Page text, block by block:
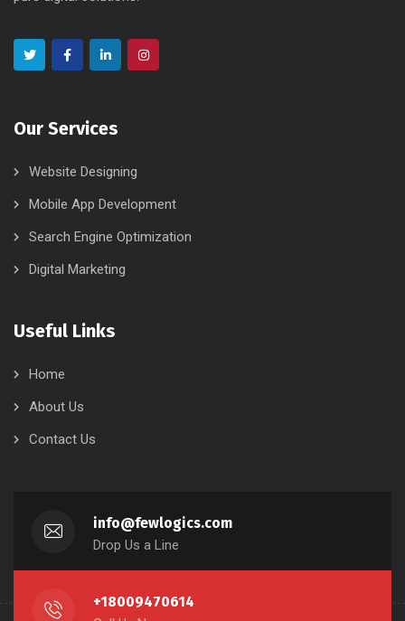
Our Services
Website Designing
Mobile App Development
Search Engine Optimization
Digital Marketing
Useful Links
Home
About Us
Contact Us
info@fewlogics.com
Drop Us a Line
+18009470614